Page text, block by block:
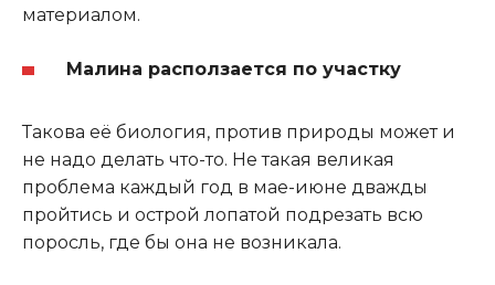
материалом.
Малина расползается по участку
Такова её биология, против природы может и
не надо делать что-то. Не такая великая
проблема каждый год в мае-июне дважды
пройтись и острой лопатой подрезать всю
поросль, где бы она не возникала.